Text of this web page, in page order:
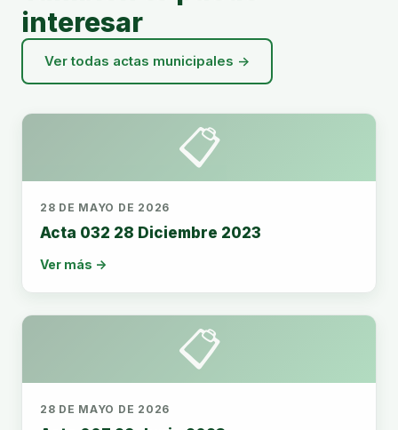
interesar
Ver todas actas municipales →
📋
28 DE MAYO DE 2026
Acta 032 28 Diciembre 2023
Ver más →
📋
28 DE MAYO DE 2026